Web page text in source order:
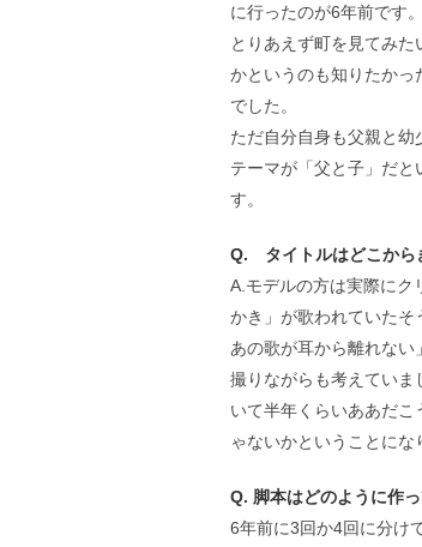
に行ったのが6年前です。
とりあえず町を見てみ
かというのも知りたかっ
でした。
ただ自分自身も父親と
テーマが「父と子」だ
す。
Q. タイトルはどこから
A.モデルの方は実際にク
かき」が歌われていたそ
あの歌が耳から離れな
撮りながらも考えていま
いて半年くらいああだ
ゃないかということにな
Q. 脚本はどのように作
6年前に3回か4回に分け